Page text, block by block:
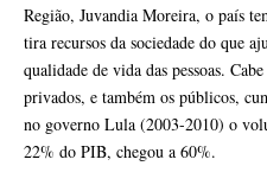
Região, Juvandia Moreira, o país
tira recursos da sociedade do que
qualidade de vida das pessoas.
privados, e também os públicos,
no governo Lula (2003-2010) o
22% do PIB, chegou a 60%.